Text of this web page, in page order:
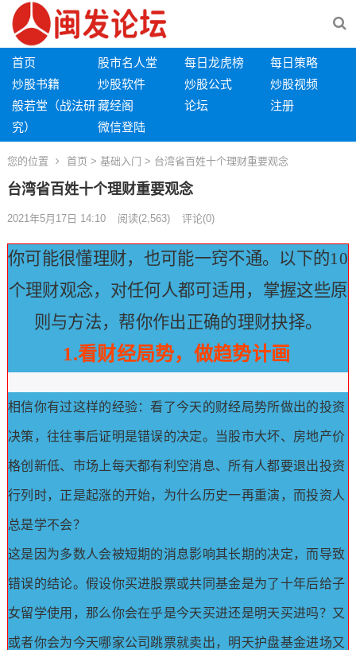
首页 股市名人堂 每日龙虎榜
每日策略
炒股书籍
炒股软件 炒股公式
炒股视频
般若堂（战法研
究）
藏经阁 论坛
注册
微信登陆
您的位置 首页 > 基础入门 > 台湾省百姓十个理财重要观念
台湾省百姓十个理财重要观念
2021年5月17日 14:10 阅读(2,563) 评论(0)
你可能很懂理财，也可能一窍不通。 以下的10
个理财观念，对任何人都可适用，掌握这些原
则与方法，帮你作出正确的理财抉择。
1.看财经局势，做趋势计画
相信你有过这样的经验：看了今天的财经局势所做出的投资
决策，往往事后证明是错误的决定。 当股市大坏、房地产价
格创新低、市场上每天都有利空消息、所有人都要退出投资
行列时，正是起涨的开始，为什么历史一再重演，而投资人
总是学不会？
这是因为多数人会被短期的消息影响其长期的决定，而导致
错误的结论。 假设你买进股票或共同基金是为了十年后给子
女留学使用，那么你会在乎是今天买进还是明天买进吗？ 又
或者你会为今天哪家公司跳票就卖出，明天护盘基金进场又